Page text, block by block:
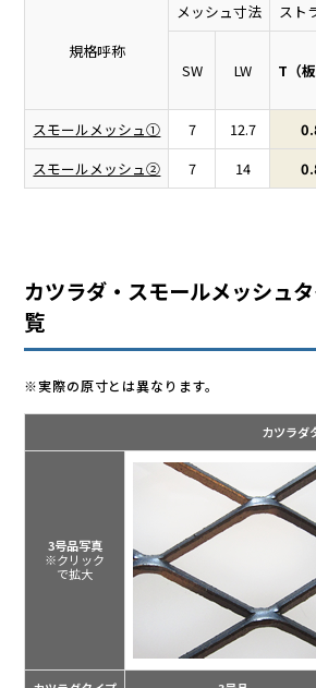
規格呼称
メッシュ寸法
スト
SW
LW T（板
スモールメッシュ① 7 12.7
スモールメッシュ②
7 14
カツラダ・スモールメッシュ
覧
※実際の原寸とは異なります。
カツラダ
3号品写真
※クリック
で拡大